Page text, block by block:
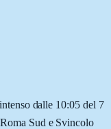
dalle 10:05 del 7
Sud e Svincolo